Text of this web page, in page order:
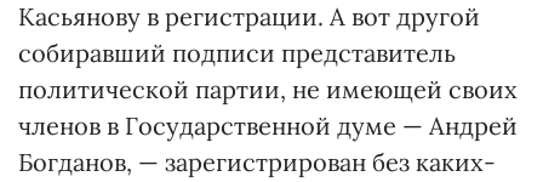
Касьянову в регистрации. А вот другой
собиравший подписи представитель
политической партии, не имеющей своих
членов в Государственной думе — Андрей
Богданов, — зарегистрирован без каких-